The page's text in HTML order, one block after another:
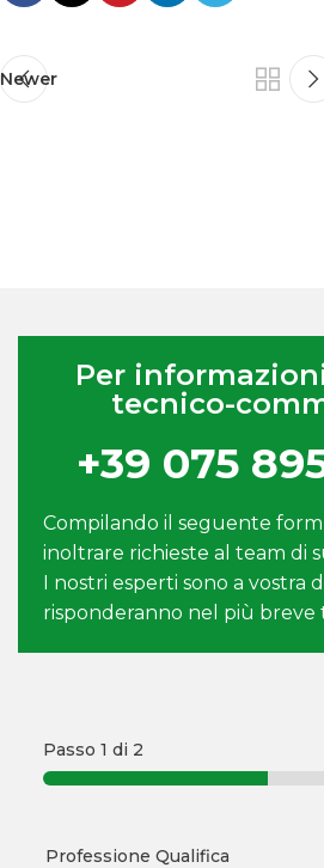
Newer
Per
tecnico-
+39 075
Compilando il seguente form
inoltrare richieste al team di
I nostri esperti sono a vostra
risponderanno nel più breve
Passo 1 di 2
Professione Qualifica